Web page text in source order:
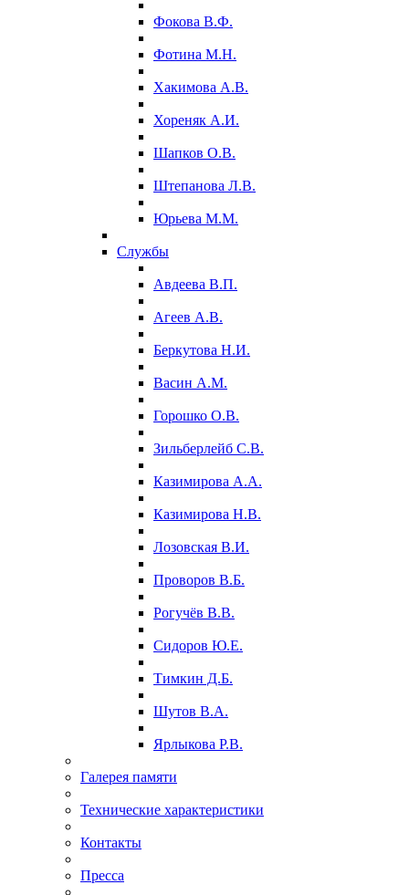
Фокова В.Ф.
Фотина М.Н.
Хакимова А.В.
Хореняк А.И.
Шапков О.В.
Штепанова Л.В.
Юрьева М.М.
Службы
Авдеева В.П.
Агеев А.В.
Беркутова Н.И.
Васин А.М.
Горошко О.В.
Зильберлейб С.В.
Казимирова А.А.
Казимирова Н.В.
Лозовская В.И.
Проворов В.Б.
Рогучёв В.В.
Сидоров Ю.Е.
Тимкин Д.Б.
Шутов В.А.
Ярлыкова Р.В.
Галерея памяти
Технические характеристики
Контакты
Пресса